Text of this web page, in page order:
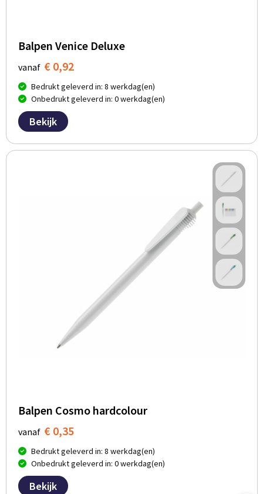
Balpen Venice Deluxe
vanaf € 0,92
Bedrukt geleverd in: 8 werkdag(en)
Onbedrukt geleverd in: 0 werkdag(en)
Bekijk
Balpen Cosmo hardcolour
vanaf € 0,35
Bedrukt geleverd in: 8 werkdag(en)
Onbedrukt geleverd in: 0 werkdag(en)
Bekijk